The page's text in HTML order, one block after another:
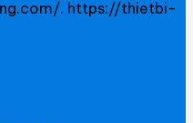
. https://thietbi-